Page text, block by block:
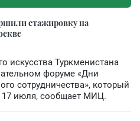
стажировку на
искусства Туркменистана
форуме «Дни
сотрудничества», который
17 июля, сообщает МИЦ.